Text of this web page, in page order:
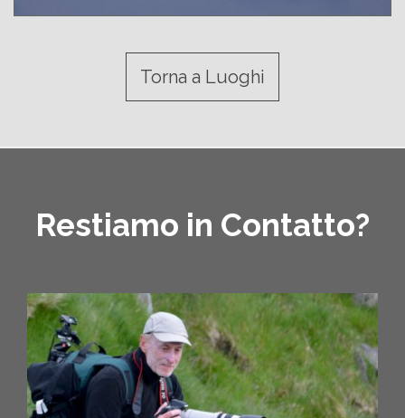
Torna a Luoghi
Restiamo in Contatto?